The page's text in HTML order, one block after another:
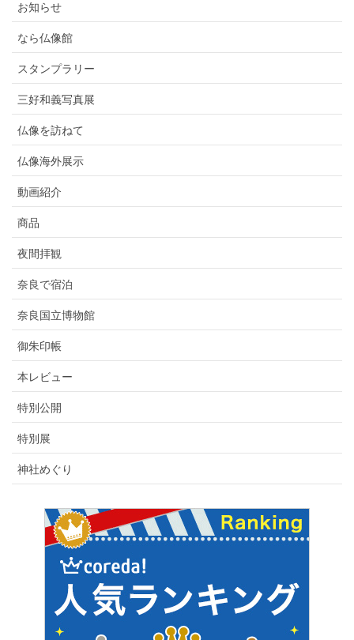
お知らせ
なら仏像館
スタンプラリー
三好和義写真展
仏像を訪ねて
仏像海外展示
動画紹介
商品
夜間拝観
奈良で宿泊
奈良国立博物館
御朱印帳
本レビュー
特別公開
特別展
神社めぐり